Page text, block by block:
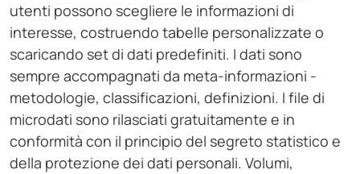
utenti possono scegliere le informazioni di
interesse, costruendo tabelle personalizzate o
scaricando set di dati predefiniti. I dati sono
sempre accompagnati da meta-informazioni -
metodologie, classificazioni, definizioni. I file di
microdati sono rilasciati gratuitamente e in
conformità con il principio del segreto statistico e
della protezione dei dati personali. Volumi,